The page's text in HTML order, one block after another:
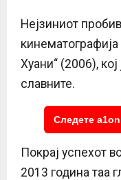
Нејзиниот
Хуани“ (2006),
славните.
Следете
Покрај успехот
2013 година таа